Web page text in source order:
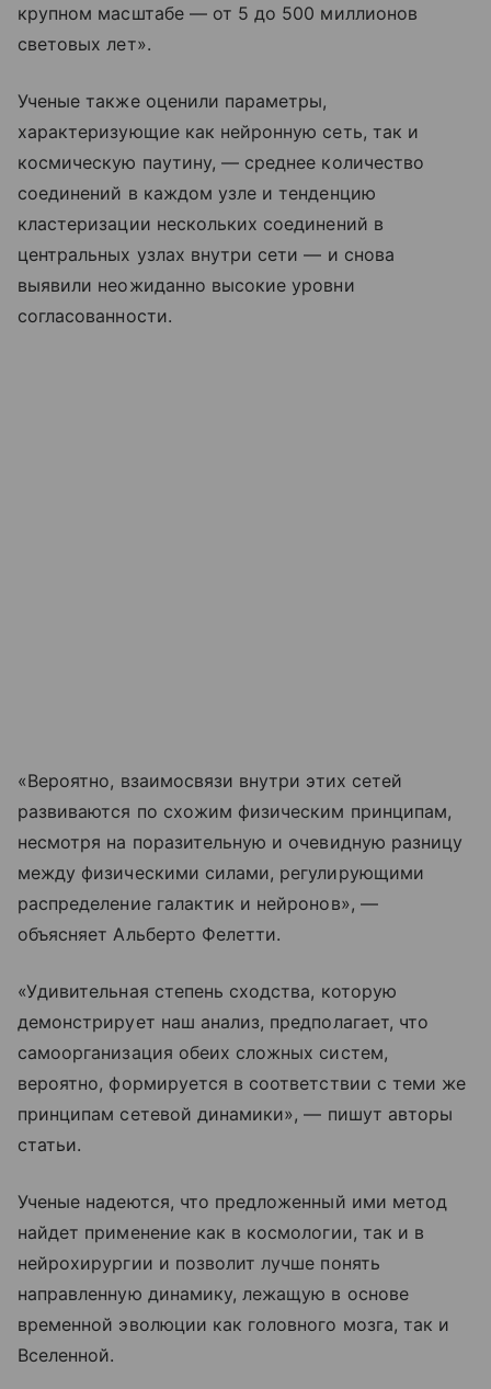
крупном масштабе — от 5 до 500 миллионов
световых лет».
Ученые также оценили параметры,
характеризующие как нейронную сеть, так и
космическую паутину, — среднее количество
соединений в каждом узле и тенденцию
кластеризации нескольких соединений в
центральных узлах внутри сети — и снова
выявили неожиданно высокие уровни
согласованности.
«Вероятно, взаимосвязи внутри этих сетей
развиваются по схожим физическим принципам,
несмотря на поразительную и очевидную разницу
между физическими силами, регулирующими
распределение галактик и нейронов», —
объясняет Альберто Фелетти.
«Удивительная степень сходства, которую
демонстрирует наш анализ, предполагает, что
самоорганизация обеих сложных систем,
вероятно, формируется в соответствии с теми же
принципам сетевой динамики», — пишут авторы
статьи.
Ученые надеются, что предложенный ими метод
найдет применение как в космологии, так и в
нейрохирургии и позволит лучше понять
направленную динамику, лежащую в основе
временной эволюции как головного мозга, так и
Вселенной.